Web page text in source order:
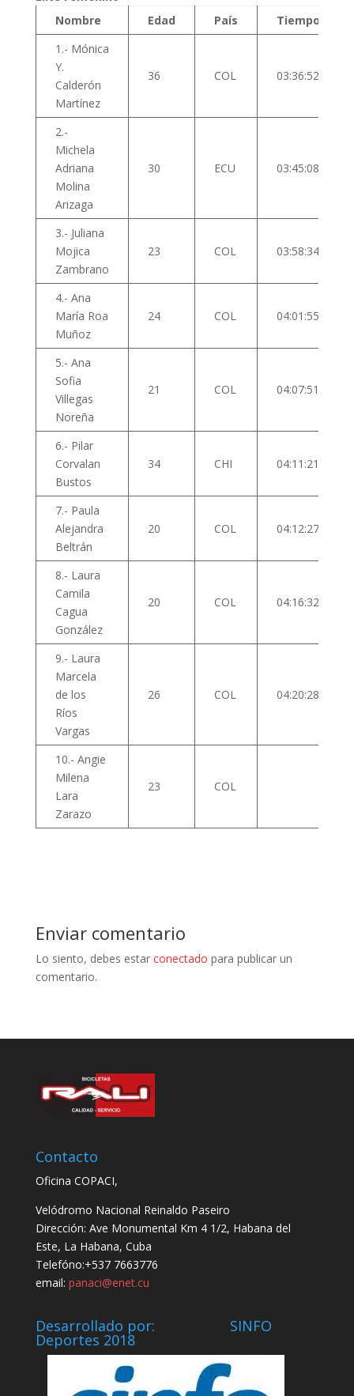
Nombre
Edad País
Tiempo
1.- Mónica
Y.
Calderón
Martínez
36 COL 03:36:52
2.-
Michela
Adriana
Molina
Arizaga
30 ECU 03:45:08
3.- Juliana
Mojica
Zambrano
23 COL 03:58:34
4.- Ana
María Roa
Muñoz
24 COL 04:01:55
5.- Ana
Sofia
Villegas
Noreña
21 COL 04:07:51
6.- Pilar
Corvalan
Bustos
34 CHI 04:11:21
7.- Paula
Alejandra
Beltrán
20 COL 04:12:27
8.- Laura
Camila
Cagua
González
20 COL 04:16:32
9.- Laura
Marcela
de los
Ríos
Vargas
26 COL 04:20:28
10.- Angie
Milena
Lara
Zarazo
23 COL
Enviar comentario
Lo siento, debes estar conectado para publicar un
comentario.
Contacto
Oficina COPACI,
Velódromo Nacional Reinaldo Paseiro
Dirección: Ave Monumental Km 4 1/2, Habana del
Este, La Habana, Cuba
Telefóno:+537 7663776
email: panaci@enet.cu
Desarrollado por: SINFO
Deportes 2018